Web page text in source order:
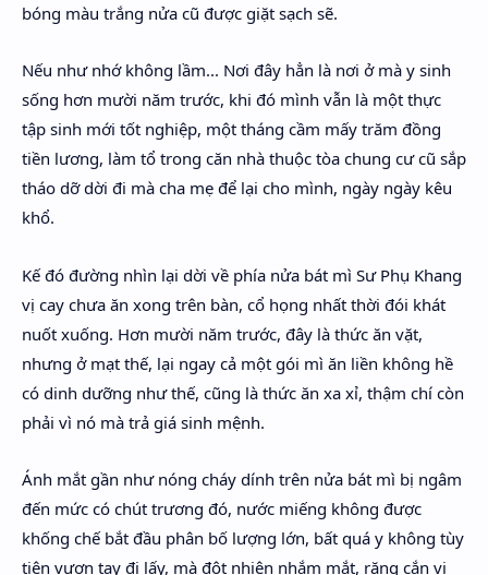
bóng màu trắng nửa cũ được giặt sạch sẽ.
Nếu như nhớ không lầm... Nơi đây hẳn là nơi ở mà y sinh
sống hơn mười năm trước, khi đó mình vẫn là một thực
tập sinh mới tốt nghiệp, một tháng cầm mấy trăm đồng
tiền lương, làm tổ trong căn nhà thuộc tòa chung cư cũ sắp
tháo dỡ dời đi mà cha mẹ để lại cho mình, ngày ngày kêu
khổ.
Kế đó đường nhìn lại dời về phía nửa bát mì Sư Phụ Khang
vị cay chưa ăn xong trên bàn, cổ họng nhất thời đói khát
nuốt xuống. Hơn mười năm trước, đây là thức ăn vặt,
nhưng ở mạt thế, lại ngay cả một gói mì ăn liền không hề
có dinh dưỡng như thế, cũng là thức ăn xa xỉ, thậm chí còn
phải vì nó mà trả giá sinh mệnh.
Ánh mắt gần như nóng cháy dính trên nửa bát mì bị ngâm
đến mức có chút trương đó, nước miếng không được
khống chế bắt đầu phân bố lượng lớn, bất quá y không tùy
tiện vươn tay đi lấy, mà đột nhiên nhắm mắt, răng cắn vị